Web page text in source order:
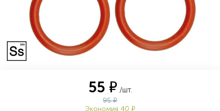
55 ₽ /шт.
95 ₽
Экономия 40 ₽